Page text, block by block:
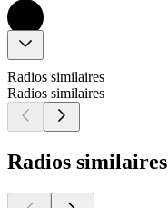
Radios similaires
Radios similaires
Radios similaires